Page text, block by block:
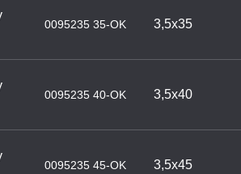
0095235 35-OK 3,5х35
0095235 40-OK 3,5х40
0095235 45-OK 3,5х45